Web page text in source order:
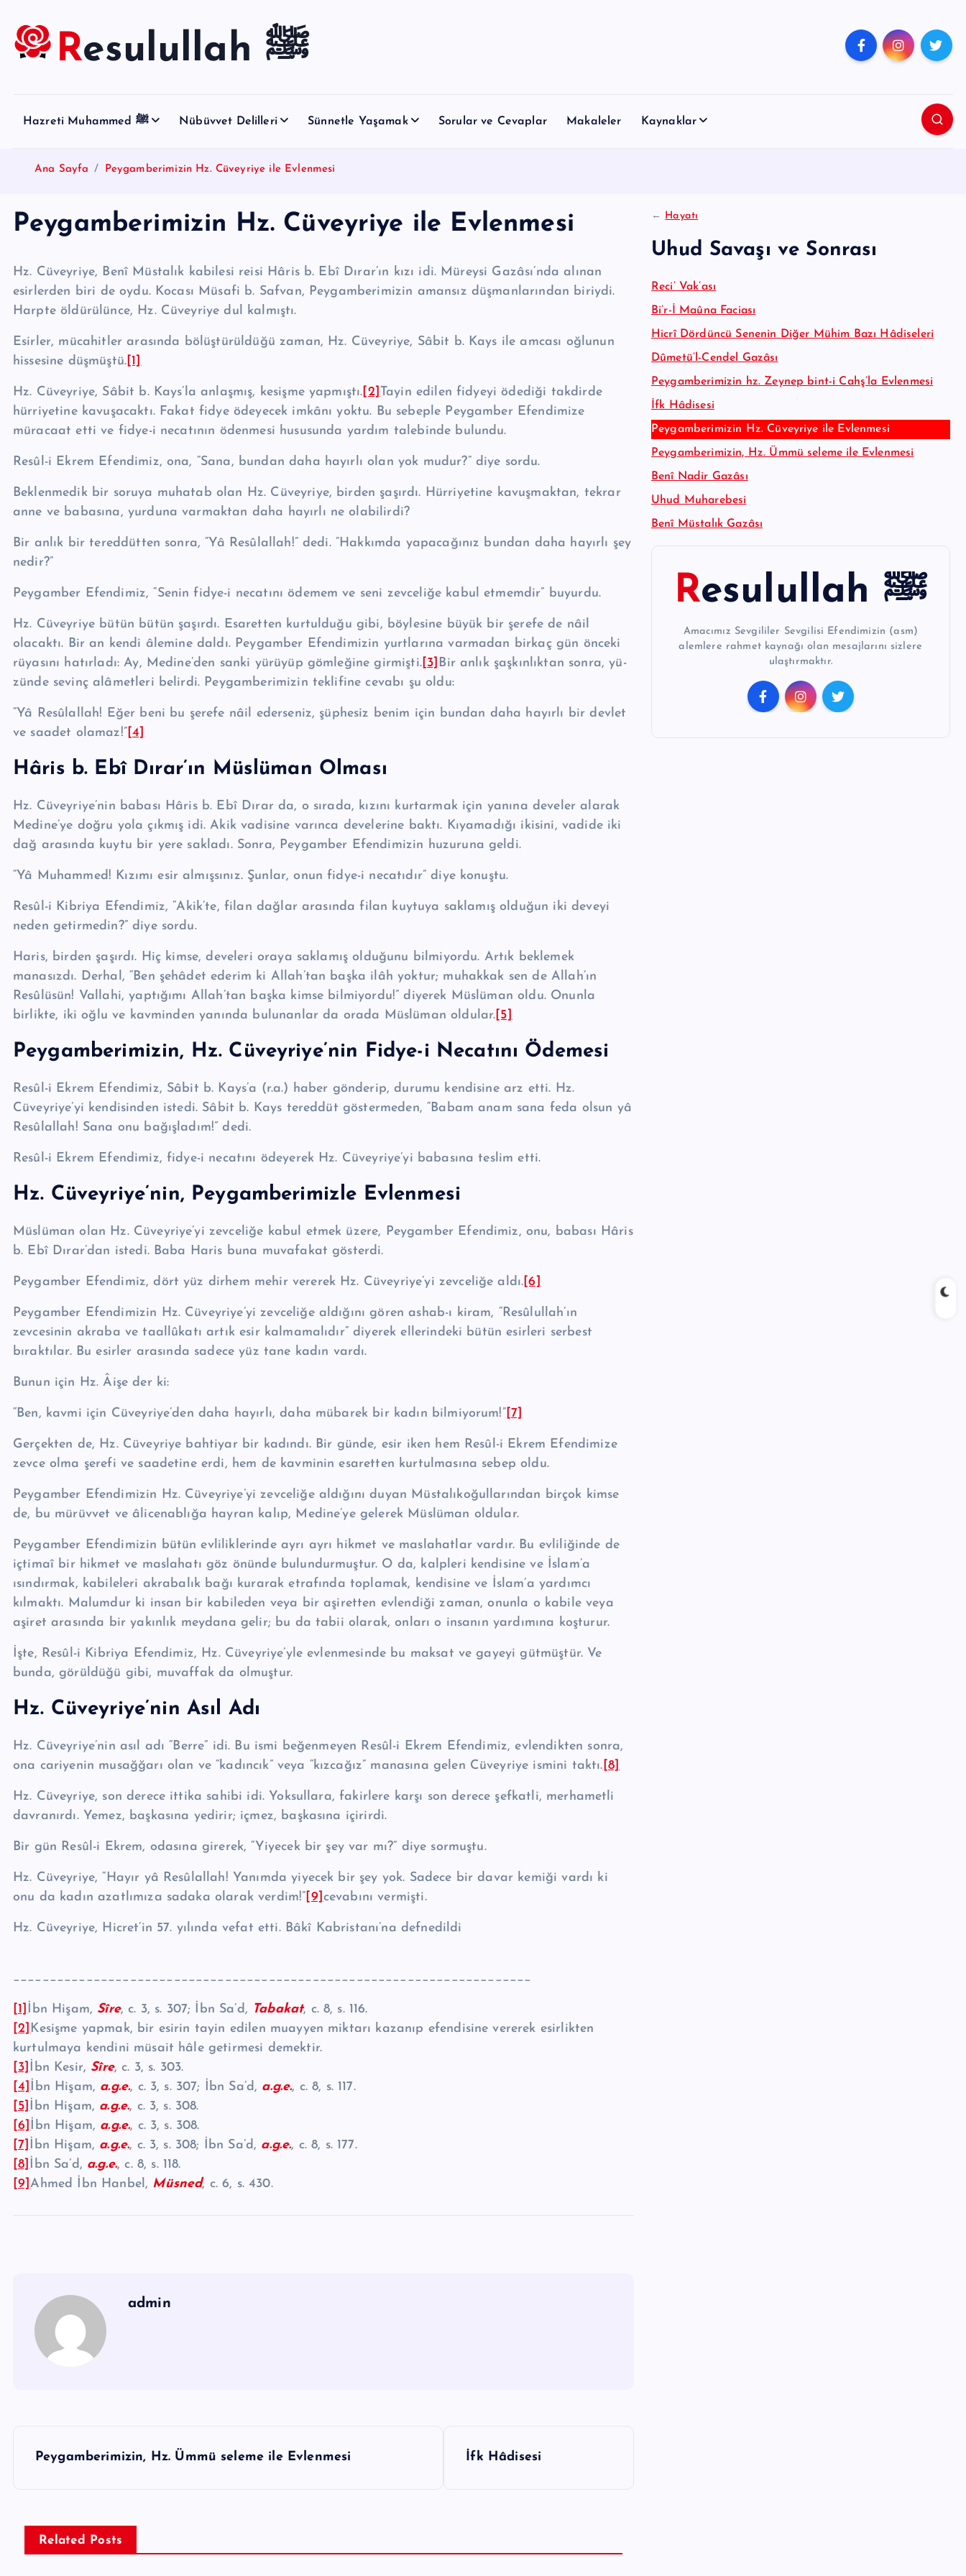
Resulullah ﷺ
Hazreti Muhammed ﷺ Nübüvvet Delilleri Sünnetle Yaşamak Sorular ve Cevaplar Makaleler Kaynaklar
Ana Sayfa Peygamberimizin Hz. Cüveyriye ile Evlenmesi
Peygamberimizin Hz. Cüveyriye ile Evlenmesi
Hz. Cüveyriye, Benî Müstalık kabilesi reisi Hâris b. Ebî Dırar’ın kızı idi. Müreysi Gazâsı’nda alınan
esirlerden biri de oydu. Kocası Müsafi b. Safvan, Pey­gam­be­ri­mizin amansız düşmanlarından biriydi.
Harpte öldürülünce, Hz. Cüveyriye dul kalmıştı.
Esirler, mücahitler arasında bölüştürüldüğü zaman, Hz. Cü­veyriye, Sâbit b. Kays ile amcası oğlunun
hissesine düşmüştü. [1]
Hz. Cüveyriye, Sâbit b. Kays’la anlaşmış, kesişme yapmıştı. [2] Tayin edilen fidyeyi ödediği takdirde
hürriyetine kavuşacaktı. Fakat fidye ödeyecek imkânı yoktu. Bu sebeple Peygamber Efendimize
müracaat etti ve fidye-i necatının ödenmesi hususunda yardım talebinde bulundu.
Resûl-i Ekrem Efendimiz, ona, “Sana, bundan daha hayırlı olan yok mu­dur?” diye sordu.
Beklenmedik bir soruya muhatab olan Hz. Cüveyriye, birden şaşırdı. Hürri­yetine kavuşmaktan, tekrar
anne ve babasına, yurduna varmaktan daha hayırlı ne olabilirdi?
Bir anlık bir tereddütten sonra, “Yâ Re­sû­lal­lah!” dedi. “Hakkım­da yapaca­ğınız bundan daha hayırlı şey
nedir?”
Peygamber Efendimiz, “Senin fidye-i necatını ödemem ve seni zevceliğe ka­bul etmemdir” buyurdu.
Hz. Cüveyriye bütün bütün şaşırdı. Esaretten kurtulduğu gibi, böylesine bü­yük bir şerefe de nâil
olacaktı. Bir an kendi âlemine daldı. Peygamber Efen­dimizin yurtlarına varmadan birkaç gün önceki
rüyasını hatırladı: Ay, Me­dine’den sanki yürüyüp gömleğine girmişti.[3] Bir anlık şaşkınlıktan sonra, yü­
zünde sevinç alâmetleri belirdi. Pey­gam­be­ri­mizin teklifine cevabı şu oldu:
“Yâ Re­sû­lal­lah! Eğer beni bu şerefe nâil ederseniz, şüp­he­siz benim için bun­dan daha hayırlı bir devlet
ve saadet olamaz!”[4]
Hâris b. Ebî Dırar’ın Müslüman Olması
Hz. Cüveyriye’nin babası Hâris b. Ebî Dırar da, o sırada, kızını kurtarmak için yanına develer alarak
Medine’ye doğru yola çıkmış idi. Akik vadisine va­rınca develerine baktı. Kıyamadığı ikisini, vadide iki
dağ arasında kuytu bir yere sakladı. Sonra, Peygamber Efendimizin huzuruna geldi.
“Yâ Muhammed! Kızımı esir almışsınız. Şunlar, onun fidye-i neca­tıdır” diye konuştu.
Resûl-i Kibriya Efendimiz, “Akik’te, filan dağlar arasında filan kuytuya sak­lamış olduğun iki deveyi
neden getirmedin?” diye sordu.
Haris, birden şaşırdı. Hiç kimse, develeri oraya saklamış olduğunu bilmi­yordu. Artık beklemek
manasızdı. Derhal, “Ben şehâdet ederim ki Allah’tan başka ilâh yoktur; muhakkak sen de Allah’ın
Resûlüsün! Vallahi, yaptığımı Al­lah’tan başka kimse bilmiyordu!” diyerek Müslüman oldu. Onunla
birlikte, iki oğlu ve kavminden ya­nın­da bulunanlar da orada Müslüman oldular. [5]
Pey­gam­be­ri­mizin, Hz. Cüveyriye’nin Fidye-i Necatını Ödemesi
Resûl-i Ekrem Efendimiz, Sâbit b. Kays’a (r.a.) haber gön­de­rip, durumu ken­disine arz etti. Hz.
Cüveyriye’yi kendisinden istedi. Sâbit b. Kays tereddüt göstermeden, “Babam anam sana feda olsun yâ
Re­sû­lal­lah! Sana onu bağışla­dım!” dedi.
Resûl-i Ekrem Efendimiz, fidye-i necatını ödeyerek Hz. Cü­vey­ri­ye’­yi baba­sına teslim etti.
Hz. Cüveyriye’nin, Pey­gam­be­ri­mizle Evlenmesi
Müslüman olan Hz. Cüveyriye’yi zevceliğe kabul etmek üzere, Peygamber Efendimiz, onu, babası Hâris
b. Ebî Dırar’­dan istedi. Baba Haris buna muvafa­kat gösterdi.
Peygamber Efendimiz, dört yüz dirhem mehir vererek Hz. Cü­veyri­ye’­yi zev­celiğe aldı. [6]
Peygamber Efendimizin Hz. Cüveyriye’yi zevceliğe aldığını gören ashab-ı ki­ram, “Re­sû­lul­lah’ın
zevcesinin akraba ve taallûkatı artık esir kalmamalıdır” diyerek ellerindeki bütün esirleri serbest
bıraktılar. Bu esirler arasında sadece yüz tane kadın vardı.
Bunun için Hz. Âişe der ki:
“Ben, kavmi için Cüveyriye’den daha hayırlı, daha mübarek bir kadın bil­miyorum!”[7]
Gerçekten de, Hz. Cüveyriye bahtiyar bir kadındı. Bir günde, esir iken hem Resûl-i Ekrem Efendimize
zevce olma şerefi ve saadetine erdi, hem de kavmi­nin esaretten kurtulmasına sebep oldu.
Peygamber Efendimizin Hz. Cüveyriye’yi zevceliğe aldığını duyan Müsta­lıkoğullarından birçok kimse
de, bu mürüvvet ve âli­ce­nab­lığa hayran ka­lıp, Medine’ye gelerek Müslüman oldular.
Peygamber Efendimizin bütün evliliklerinde ayrı ayrı hikmet ve maslahat­lar vardır. Bu evliliğinde de
içtimaî bir hikmet ve maslaha­tı göz önünde bu­lundurmuştur. O da, kalpleri kendisi­ne ve İslam’a
ısındırmak, kabileleri akra­balık bağı kurarak etrafında toplamak, kendisine ve İslam’a yardımcı
kılmaktı. Malumdur ki insan bir kabileden veya bir aşiretten evlendiği zaman, onunla o kabile veya
aşiret arasında bir yakınlık meydana gelir; bu da tabii olarak, on­ları o insanın yardımına koşturur.
İşte, Resûl-i Kibriya Efendimiz, Hz. Cüveyriye’yle evlenmesinde bu maksat ve gayeyi gütmüştür. Ve
bunda, görüldüğü gibi, muvaffak da olmuştur.
Hz. Cüveyriye’nin Asıl Adı
Hz. Cüveyriye’nin asıl adı “Berre” idi. Bu ismi beğenmeyen Resûl-i Ekrem Efendimiz, evlendikten sonra,
ona cariyenin musağğarı olan ve “kadıncık” ve­ya “kızcağız” manasına gelen Cüveyriye ismini taktı. [8]
Hz. Cüveyriye, son derece ittika sahibi idi. Yoksullara, fa­kirlere karşı son de­rece şefkatli, merhametli
davranırdı. Ye­mez, başkasına yedirir; içmez, baş­ka­sına içirirdi.
Bir gün Resûl-i Ekrem, odasına girerek, “Yiyecek bir şey var mı?” diye sor­muştu.
Hz. Cüveyriye, “Hayır yâ Re­sû­lal­lah! Yanımda yiyecek bir şey yok. Sadece bir davar kemiği vardı ki
onu da kadın azatlımıza sadaka olarak verdim!” [9] ce­vabını vermişti.
Hz. Cüveyriye, Hicret’in 57. yılında vefat etti. Bâkî Kabristanı’na defnedildi
_______________________________________________________________________
[1] İbn Hişam, Sîre, c. 3, s. 307; İbn Sa’d, Tabakat, c. 8, s. 116.
[2] Kesişme yapmak, bir esirin tayin edilen muayyen miktarı kazanıp efendisine vererek esirlikten
kurtul­maya kendini müsait hâle getirmesi demektir.
[3] İbn Kesir, Sîre, c. 3, s. 303.
[4] İbn Hişam, a.g.e., c. 3, s. 307; İbn Sa’d, a.g.e., c. 8, s. 117.
[5] İbn Hişam, a.g.e., c. 3, s. 308.
[6] İbn Hişam, a.g.e., c. 3, s. 308.
[7] İbn Hişam, a.g.e., c. 3, s. 308; İbn Sa’d, a.g.e., c. 8, s. 177.
[8] İbn Sa’d, a.g.e., c. 8, s. 118.
[9]Ahmed İbn Hanbel, Müsned, c. 6, s. 430.
admin
Peygamberimizin, Hz. Ümmü seleme ile Evlenmesi İfk Hâdisesi
Related Posts
← Hayatı
Uhud Savaşı ve Sonrası
Reci’ Vak’ası
Bi’r-İ Maûna Faciası
Hicrî Dördüncü Senenin Diğer Mühim Bazı Hâdiseleri
Dûmetü’l-Cendel Gazâsı
Peygamberimizin hz. Zeynep bint-i Cahş’la Evlenmesi
İfk Hâdisesi
Peygamberimizin Hz. Cüveyriye ile Evlenmesi
Peygamberimizin, Hz. Ümmü seleme ile Evlenmesi
Benî Nadir Gazâsı
Uhud Muharebesi
Benî Müstalık Gazâsı
Resulullah ﷺ
Amacımız Sevgililer Sevgilisi Efendimizin (asm)
alemlere rahmet kaynağı olan mesajlarını sizlere
ulaştırmaktır.